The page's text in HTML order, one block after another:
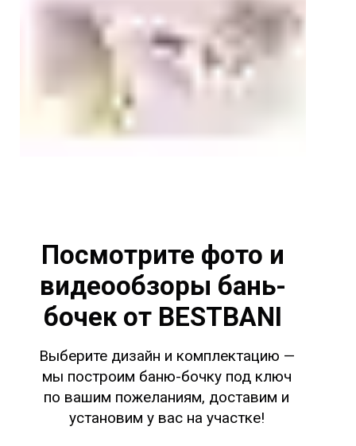
Выберите дизайн и комплектацию —
мы построим баню-бочку под ключ
по вашим пожеланиям, доставим и
установим у вас на участке!
Посмотрите фото и
видеообзоры бань-
бочек от BESTBANI